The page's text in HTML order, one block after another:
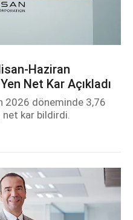
Haziran
Net Kar Açıkladı
2026 döneminde 3,76
kar bildirdi.